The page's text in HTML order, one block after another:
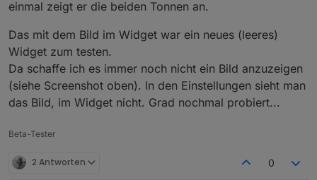
einmal zeigt er die beiden Tonnen an.
Das mit dem Bild im Widget war ein neues (leeres)
Widget zum testen.
Da schaffe ich es immer noch nicht ein Bild anzuzeigen
(siehe Screenshot oben). In den Einstellungen sieht man
das Bild, im Widget nicht. Grad nochmal probiert...
Beta-Tester
2 Antworten 0